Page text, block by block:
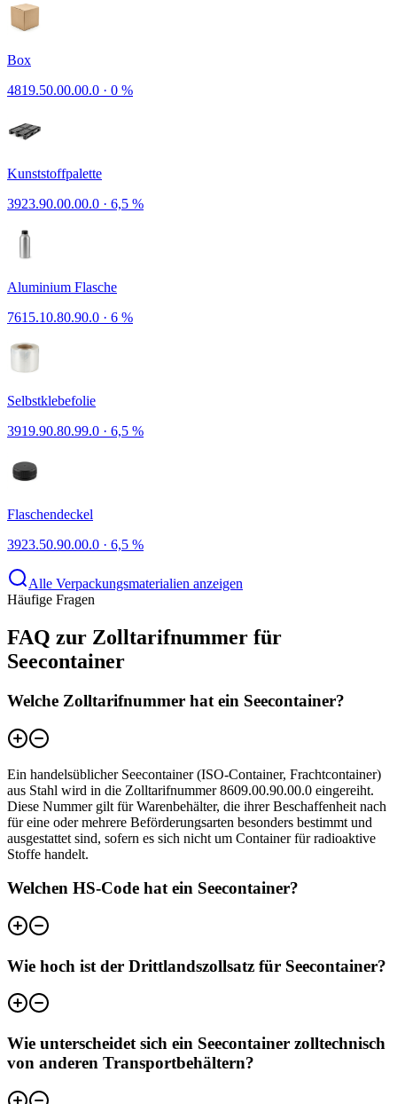
Box
4819.50.00.00.0 · 0 %
Kunststoffpalette
3923.90.00.00.0 · 6,5 %
Aluminium Flasche
7615.10.80.90.0 · 6 %
Selbstklebefolie
3919.90.80.99.0 · 6,5 %
Flaschendeckel
3923.50.90.00.0 · 6,5 %
Alle Verpackungsmaterialien anzeigen
Häufige Fragen
FAQ zur Zolltarifnummer für
Seecontainer
Welche Zolltarifnummer hat ein Seecontainer?
Ein handelsüblicher Seecontainer (ISO-Container, Frachtcontainer)
aus Stahl wird in die Zolltarifnummer 8609.00.90.00.0 eingereiht.
Diese Nummer gilt für Warenbehälter, die ihrer Beschaffenheit nach
für eine oder mehrere Beförderungsarten besonders bestimmt und
ausgestattet sind, sofern es sich nicht um Container für radioaktive
Stoffe handelt.
Welchen HS-Code hat ein Seecontainer?
Wie hoch ist der Drittlandszollsatz für Seecontainer?
Wie unterscheidet sich ein Seecontainer zolltechnisch
von anderen Transportbehältern?